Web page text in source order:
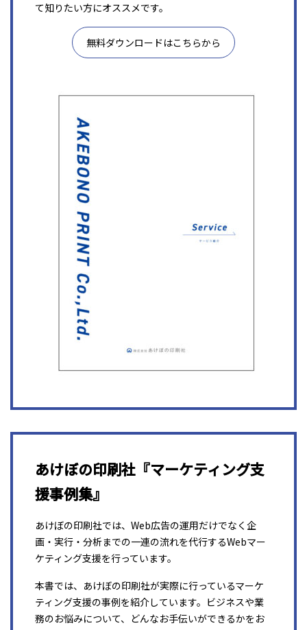
て知りたい方にオススメです。
無料ダウンロードはこちらから
あけぼの印刷社『マーケティング支
援事例集』
あけぼの印刷社では、Web広告の運用だけでなく企
画・実行・分析までの一連の流れを代行するWebマー
ケティング支援を行っています。
本書では、あけぼの印刷社が実際に行っているマーケ
ティング支援の事例を紹介しています。ビジネスや業
務のお悩みについて、どんなお手伝いができるかをお